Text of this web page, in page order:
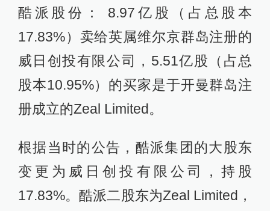
酷派股份： 8.97亿股（占总股本
17.83%）卖给英属维尔京群岛注册的
威日创投有限公司，5.51亿股（占总
股本10.95%）的买家是于开曼群岛注
册成立的Zeal Limited。
根据当时的公告，酷派集团的大股东
变更为威日创投有限公司，持股
17.83%。酷派二股东为Zeal Limited，